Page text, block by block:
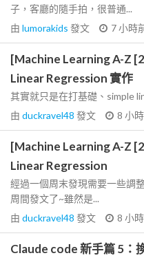
子，客廳的隨手拍，很普通...
由 lumorakids 發文 7 小時
[Machine Learning A-Z
Linear Regression 實作
其實就只是在打基礎、simple
由 duckravel48 發文 8 小
[Machine Learning A-Z
Linear Regression
經過一個周末發現需要一些調
周間發文了~雖然是...
由 duckravel48 發文 8 小
Claude code 新手篇 5：